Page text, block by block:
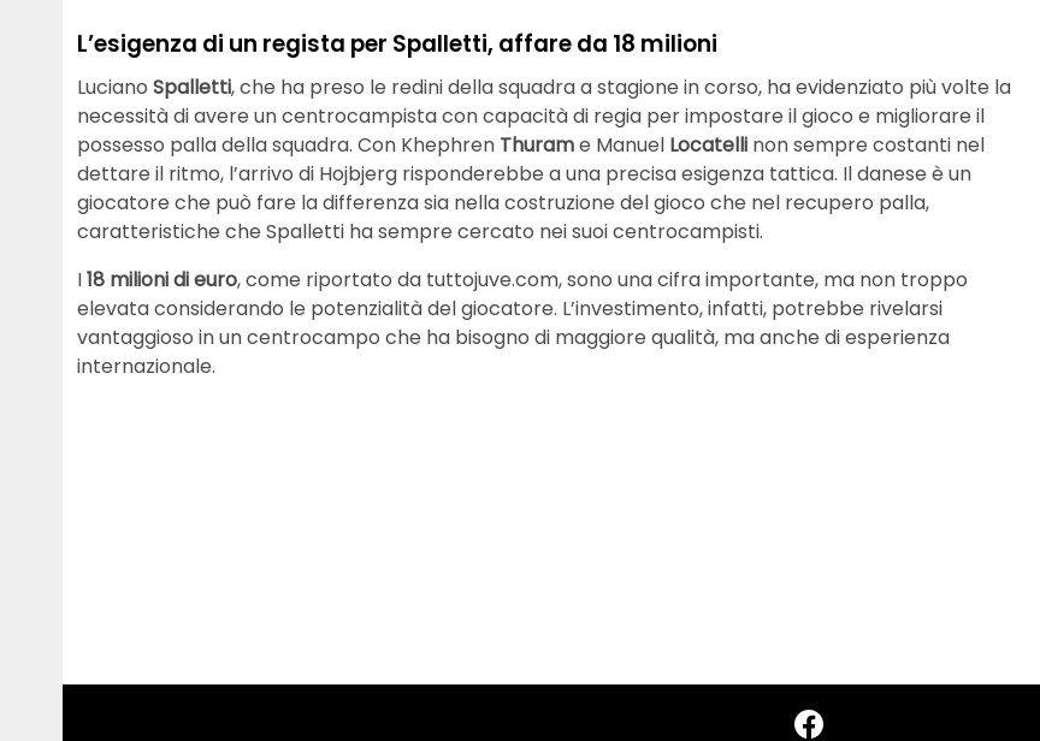
L’esigenza di un regista per Spalletti, affare da 18 milioni
Luciano Spalletti, che ha preso le redini della squadra a stagione in corso, ha evidenziato più volte la
necessità di avere un centrocampista con capacità di regia per impostare il gioco e migliorare il
possesso palla della squadra. Con Khephren Thurame Manuel Locatelli non sempre costanti nel
dettare il ritmo, l’arrivo di Hojbjerg risponderebbe a una precisa esigenza tattica. Il danese è un
giocatore che può fare la differenza sia nella costruzione del gioco che nel recupero palla,
caratteristiche che Spalletti ha sempre cercato nei suoi centrocampisti.
I18 milioni di euro, come riportato da tuttojuve.com, sono una cifra importante, ma non troppo
elevata considerando le potenzialità del giocatore. L’investimento, infatti, potrebbe rivelarsi
vantaggioso in un centrocampo che ha bisogno di maggiore qualità, ma anche di esperienza
internazionale.